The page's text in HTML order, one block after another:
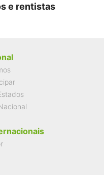
e rentistas